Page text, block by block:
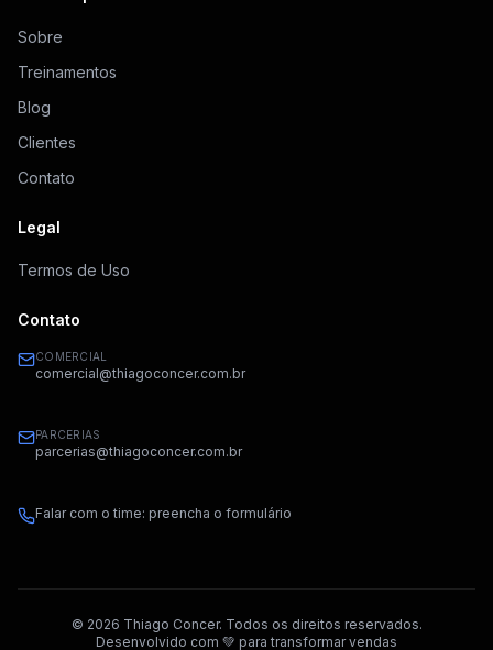
Sobre
Treinamentos
Blog
Clientes
Contato
Legal
Termos de Uso
Contato
COMERCIAL
comercial@thiagoconcer.com.br
PARCERIAS
parcerias@thiagoconcer.com.br
Falar com o time: preencha o formulário
© 2026 Thiago Concer. Todos os direitos reservados.
Desenvolvido com 💚 para transformar vendas